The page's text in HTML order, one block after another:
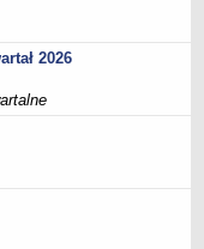
2026